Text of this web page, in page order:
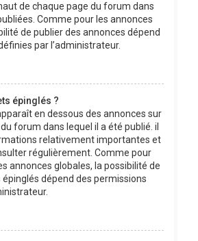
de chaque page du forum dans
Comme pour les annonces
de publier des annonces dépend
par l’administrateur.
épinglés ?
en dessous des annonces sur
forum dans lequel il a été publié. il
relativement importantes et
régulièrement. Comme pour
annonces globales, la possibilité de
dépend des permissions